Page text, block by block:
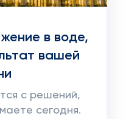
в воде,
вашей
с решений,
сегодня.